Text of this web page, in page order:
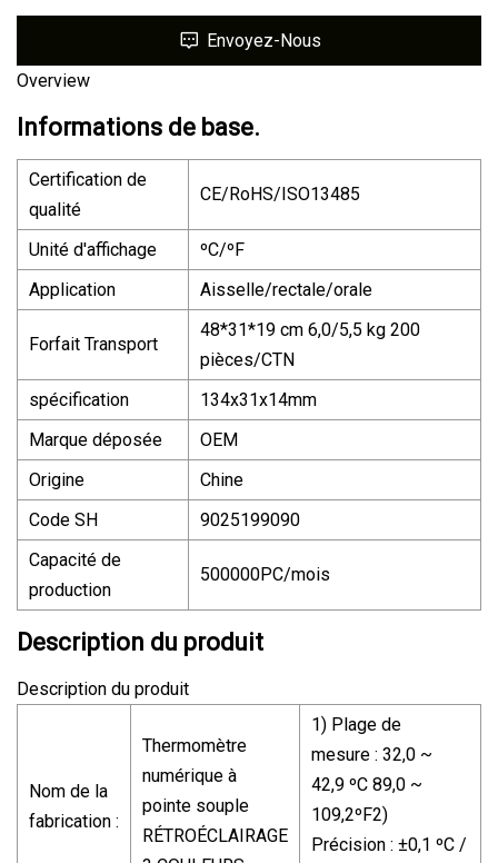
Envoyez-Nous
Overview
Informations de base.
Certification de
qualité
CE/RoHS/ISO13485
Unité d'affichage
ºC/ºF
Application
Aisselle/rectale/orale
Forfait Transport
48*31*19 cm 6,0/5,5 kg 200
pièces/CTN
spécification
134x31x14mm
Marque déposée
OEM
Origine
Chine
Code SH
9025199090
Capacité de
production
500000PC/mois
Description du produit
Description du produit
Nom de la
fabrication :
Thermomètre
numérique à
pointe souple
RÉTROÉCLAIRAGE
1) Plage de
mesure : 32,0 ~
42,9 ºC 89,0 ~
109,2ºF2)
Précision : ±0,1 ºC /